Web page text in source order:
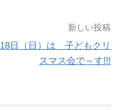
新しい投稿
18日（日）は 子どもクリ
スマス会で～す!!!